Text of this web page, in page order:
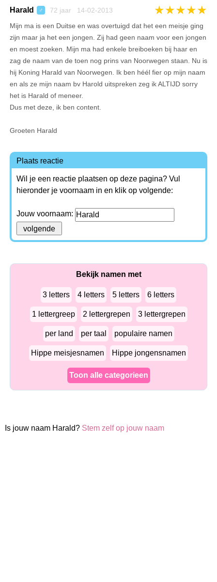
Harald ♂ 72 jaar 14-02-2013 ★★★★★
Mijn ma is een Duitse en was overtuigd dat het een meisje ging
zijn maar ja het een jongen. Zij had geen naam voor een jongen
en moest zoeken. Mijn ma had enkele breiboeken bij haar en
zag de naam van de toen nog prins van Noorwegen staan. Nu is
hij Koning Harald van Noorwegen. Ik ben héél fier op mijn naam
en als ze mijn naam bv Harold uitspreken zeg ik ALTIJD sorry
het is Harald of meneer.
Dus met deze, ik ben content.
Groeten Harald
Plaats reactie
Wil je een reactie plaatsen op deze pagina? Vul
hieronder je voornaam in en klik op volgende:
Jouw voornaam:
Bekijk namen met
3 letters 4 letters 5 letters 6 letters
1 lettergreep 2 lettergrepen 3 lettergrepen
per land per taal populaire namen
Hippe meisjesnamen Hippe jongensnamen
Toon alle categorieen
Is jouw naam Harald? Stem zelf op jouw naam